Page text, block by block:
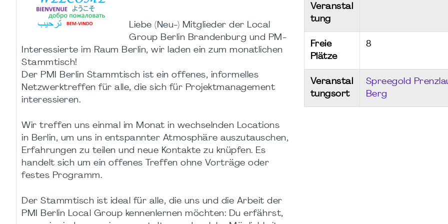
Liebe (Neu-) Mitglieder der Local
Group Berlin Brandenburg und PM-
Interessierte im Raum Berlin, wir laden ein zum monatlichen
Stammtisch!
Der PMI Berlin Stammtisch ist ein offenes, informelles
Netzwerktreffen für alle, die sich für Projektmanagement
interessieren.
Wir treffen uns einmal im Monat in wechselnden Locations
in Berlin, um uns in entspannter Atmosphäre auszutauschen,
Erfahrungen zu teilen und neue Kontakte zu knüpfen. Es
handelt sich um ein offenes Treffen ohne Vorträge oder
festes Programm.
Der Stammtisch ist ideal für alle, die uns und die Arbeit der
PMI Berlin Local Group kennenlernen möchten: Du erfährst,
Veranstal
tung
Freie
Plätze
8
Veranstal
tungsort
Spreegold
Berg